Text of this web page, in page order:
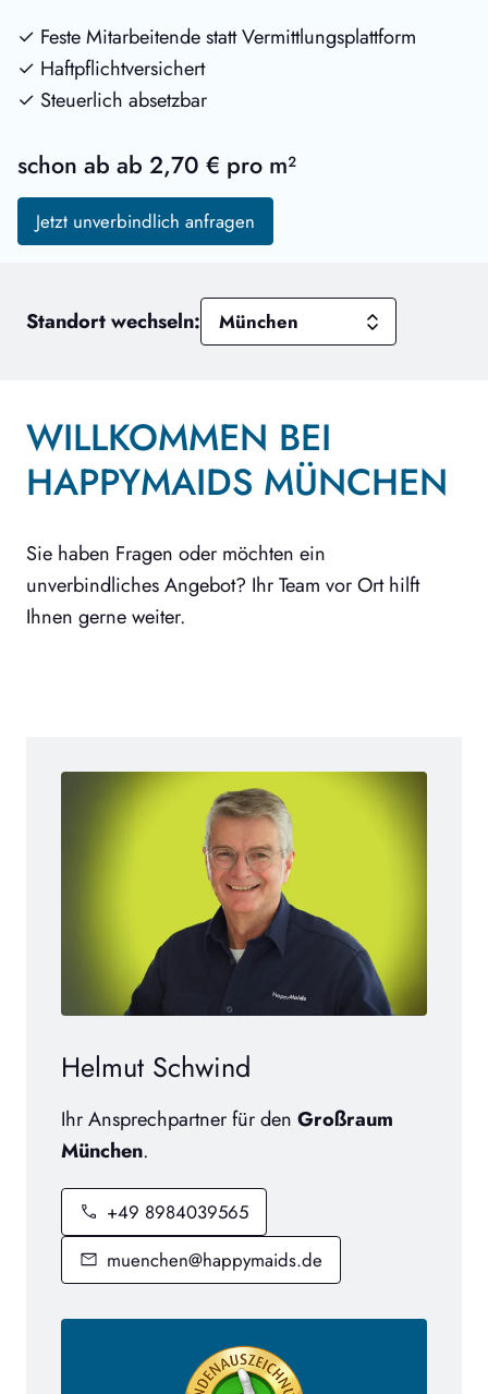
✓ Feste Mitarbeitende statt Vermittlungsplattform
✓ Haftpflichtversichert
✓ Steuerlich absetzbar
schon ab ab 2,70 € pro m²
Jetzt unverbindlich anfragen
Standort wechseln:
WILLKOMMEN BEI
HAPPYMAIDS MÜNCHEN
Sie haben Fragen oder möchten ein
unverbindliches Angebot? Ihr Team vor Ort hilft
Ihnen gerne weiter.
Helmut Schwind
Ihr Ansprechpartner für den Großraum
München.
+49 8984039565
muenchen@happymaids.de